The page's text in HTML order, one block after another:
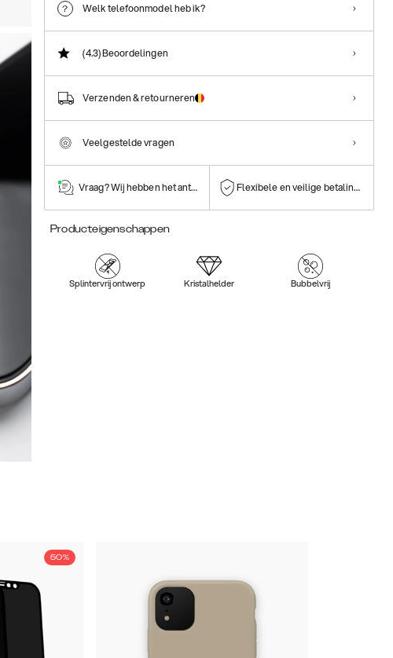
Welk telefoonmodel heb ik?
(4.3)Beoordelingen
Verzenden & retourneren
Veelgestelde vragen
Vraag? Wij hebben het antwoord! Flexibele en veilige betalingen
Producteigenschappen
Splintervrij ontwerp Kristalhelder Bubbelvrij
50%